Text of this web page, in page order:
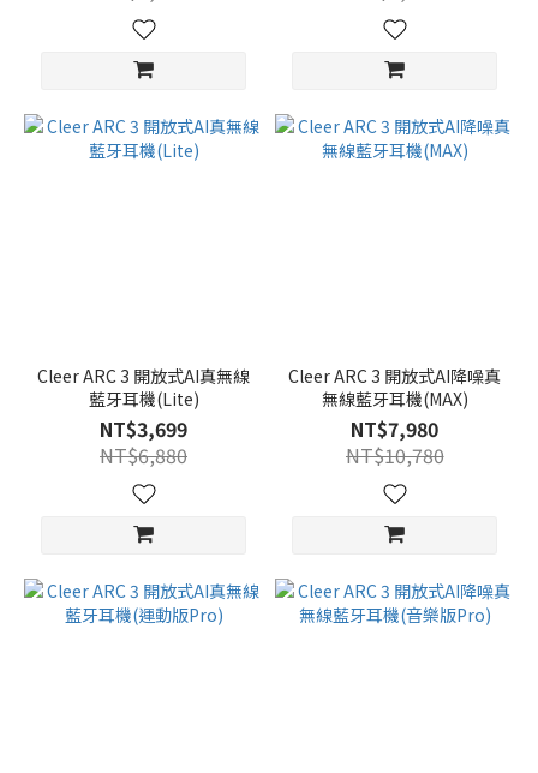
Cleer ARC 3 開放式AI真無線
藍牙耳機(Lite)
NT$3,699
NT$6,880
Cleer ARC 3 開放式AI降噪真
無線藍牙耳機(MAX)
NT$7,980
NT$10,780